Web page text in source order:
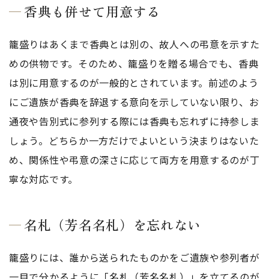
香典も併せて用意する
籠盛りはあくまで香典とは別の、故人への弔意を示すた
めの供物です。そのため、籠盛りを贈る場合でも、香典
は別に用意するのが一般的とされています。前述のよう
にご遺族が香典を辞退する意向を示していない限り、お
通夜や告別式に参列する際には香典も忘れずに持参しま
しょう。どちらか一方だけでよいという決まりはないた
め、関係性や弔意の深さに応じて両方を用意するのが丁
寧な対応です。
名札（芳名名札）を忘れない
籠盛りには、誰から送られたものかをご遺族や参列者が